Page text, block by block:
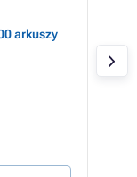
arkuszy
W